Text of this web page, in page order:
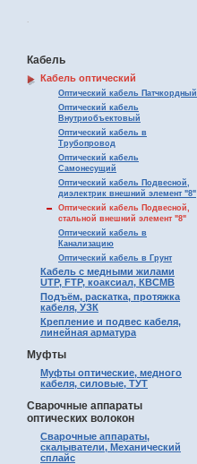
.
Кабель
Кабель оптический
Оптический кабель Патчкордный
Оптический кабель
Внутриобъектовый
Оптический кабель в
Трубопровод
Оптический кабель
Самонесущий
Оптический кабель Подвесной,
диэлектрик внешний элемент "8"
Оптический кабель Подвесной,
стальной внешний элемент "8"
Оптический кабель в
Канализацию
Оптический кабель в Грунт
Кабель с медными жилами
UTP, FTP, коаксиал, КВСМВ
Подъём, раскатка, протяжка
кабеля, УЗК
Крепление и подвес кабеля,
линейная арматура
Муфты
Муфты оптические, медного
кабеля, силовые, ТУТ
Сварочные аппараты
оптических волокон
Сварочные аппараты,
скалыватели, Механический
сплайс